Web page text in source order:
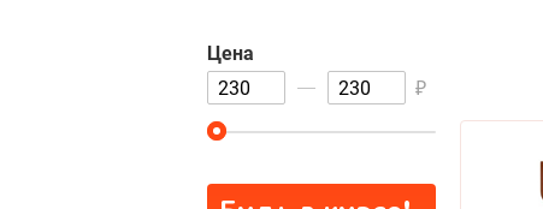
Цена
₽